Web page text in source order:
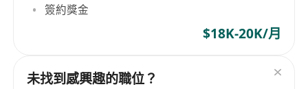
簽約獎金
$18K-20K/月
未找到感興趣的職位？